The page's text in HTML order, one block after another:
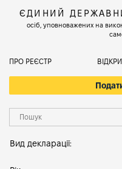
ЄДИНИЙ
осіб, уповноважених на
ПРО РЕЄСТР
Вид декларації: